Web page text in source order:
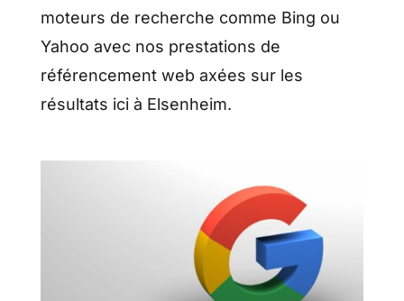
moteurs de recherche comme Bing ou
Yahoo avec nos prestations de
référencement web axées sur les
résultats ici à Elsenheim.